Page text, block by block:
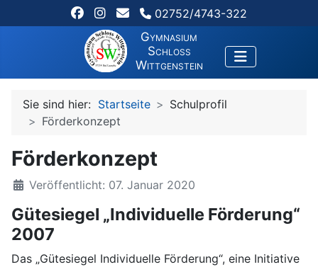
02752/4743-322
Gymnasium
Schloss
Wittgenstein
Sie sind hier: Startseite
Schulprofil
Förderkonzept
Förderkonzept
Veröffentlicht: 07. Januar 2020
Gütesiegel „Individuelle Förderung“
2007
Das „Gütesiegel Individuelle Förderung“, eine Initiative